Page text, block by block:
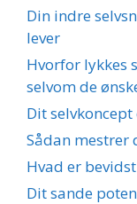
Din indre
lever
Hvorfor lykkes
selvom de
Dit selvkoncept
Sådan
Hvad er
Dit sande